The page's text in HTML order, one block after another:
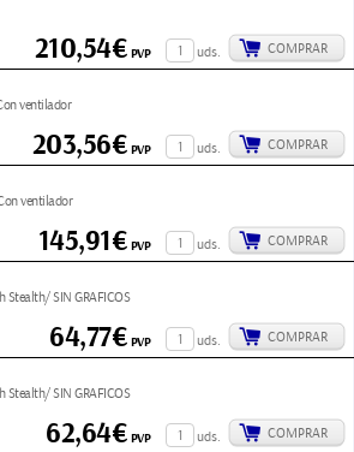
uds. COMPRAR
210,54€PVP
ventilador
uds. COMPRAR
203,56€PVP
ventilador
uds. COMPRAR
145,91€PVP
SIN GRAFICOS
uds. COMPRAR
64,77€PVP
SIN GRAFICOS
uds. COMPRAR
62,64€PVP